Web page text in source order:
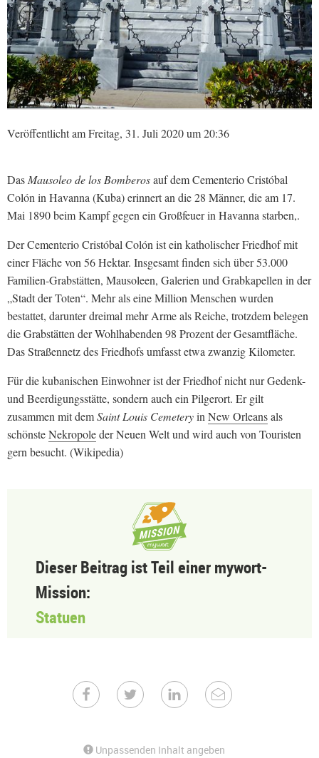
Veröffentlicht am Freitag, 31. Juli 2020 um 20:36
DasMausoleo de los Bomberosauf dem Cementerio Cristóbal
Colón in Havanna (Kuba) erinnert an die 28 Männer, die am 17.
Mai 1890 beim Kampf gegen ein Großfeuer in Havanna starben,.
Der Cementerio Cristóbal Colón ist ein katholischer Friedhof mit
einer Fläche von 56 Hektar. Insgesamt finden sich über 53.000
Familien-Grabstätten, Mausoleen, Galerien und Grabkapellen in der
„Stadt der Toten“. Mehr als eine Million Menschen wurden
bestattet, darunter dreimal mehr Arme als Reiche, trotzdem belegen
die Grabstätten der Wohlhabenden 98 Prozent der Gesamtfläche.
Das Straßennetz des Friedhofs umfasst etwa zwanzig Kilometer.
Für die kubanischen Einwohner ist der Friedhof nicht nur Gedenk-
und Beerdigungsstätte, sondern auch ein Pilgerort. Er gilt
zusammen mit demSaint Louis CemeteryinNew Orleansals
schönsteNekropoleder Neuen Welt und wird auch von Touristen
gern besucht. (Wikipedia)
Dieser Beitrag ist Teil einer mywort-
Mission:
Statuen
Unpassenden Inhalt angeben